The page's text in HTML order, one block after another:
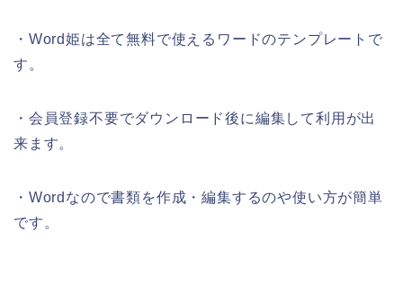
・Word姫は全て無料で使えるワードのテンプレートで
す。
・会員登録不要でダウンロード後に編集して利用が出
来ます。
・Wordなので書類を作成・編集するのや使い方が簡単
です。